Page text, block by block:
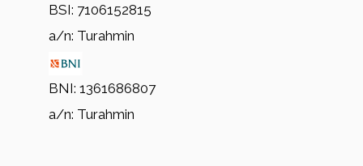
BSI: 7106152815
a/n: Turahmin
BNI: 1361686807
a/n: Turahmin